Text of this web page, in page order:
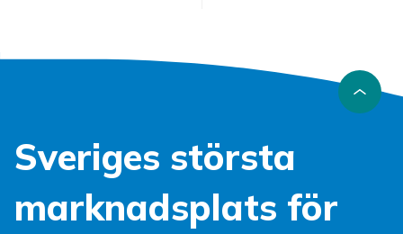
Sveriges största
marknadsplats för